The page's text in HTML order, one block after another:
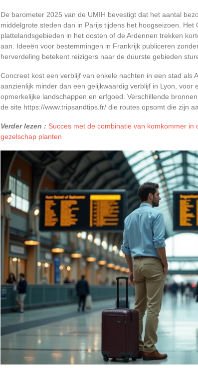
De barometer 2025 van de UMIH bevestigt dat het aantal
middelgrote steden dan in Parijs tijdens het hoogseizoen. Het
plattelandsgebieden in het oosten of de Ardennen trekken
aan. Ideeën voor bestemmingen in Frankrijk publiceren
herverdeling betekent reizigers naar de duurste gebieden
Concreet kost een verblijf van enkele nachten in een stad als
aanzienlijk minder dan een gelijkwaardig verblijf in Lyon, voor
opmerkelijke landschappen en erfgoed. Verschillende
de site https://www.tripsandtips.fr/ die routes opsomt die zijn
Verder lezen : Succes met de combinatie van komkommer
gezelschap planten